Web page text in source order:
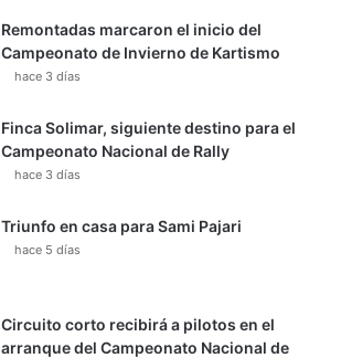
Remontadas marcaron el inicio del
Campeonato de Invierno de Kartismo
hace 3 días
Finca Solimar, siguiente destino para el
Campeonato Nacional de Rally
hace 3 días
Triunfo en casa para Sami Pajari
hace 5 días
Circuito corto recibirá a pilotos en el
arranque del Campeonato Nacional de